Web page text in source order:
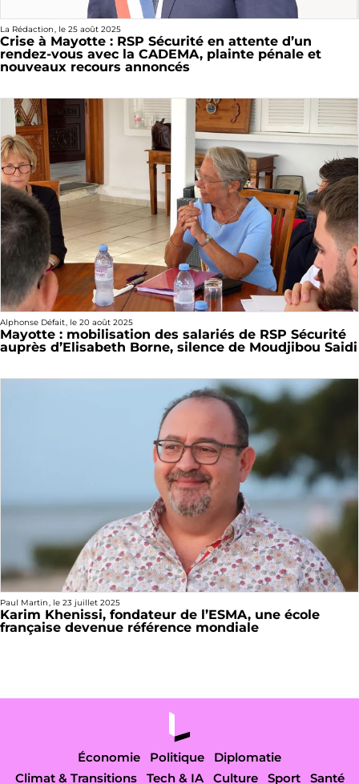
La Rédaction, le 25 août 2025
Crise à Mayotte : RSP Sécurité en attente d’un
rendez-vous avec la CADEMA, plainte pénale et
nouveaux recours annoncés
Alphonse Défait, le 20 août 2025
Mayotte : mobilisation des salariés de RSP Sécurité
auprès d’Elisabeth Borne, silence de Moudjibou Saidi
Paul Martin, le 23 juillet 2025
Karim Khenissi, fondateur de l’ESMA, une école
française devenue référence mondiale
Économie Politique
Diplomatie
Climat & Transitions
Tech & IA Culture Sport Santé